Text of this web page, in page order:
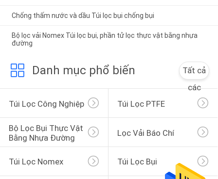
Chống thấm nước và dầu Túi lọc bụi chống bụi
Bộ lọc vải Nomex Túi lọc bụi, phần tử lọc thực vật bằng nhựa
đường
Danh mục phổ biến
Tất cả
các
Túi Lọc Công Nghiệp
Túi Lọc PTFE
Bộ Lọc Bụi Thực Vật
Bằng Nhựa Đường
Lọc Vải Báo Chí
Túi Lọc Nomex Túi Lọc Bụi